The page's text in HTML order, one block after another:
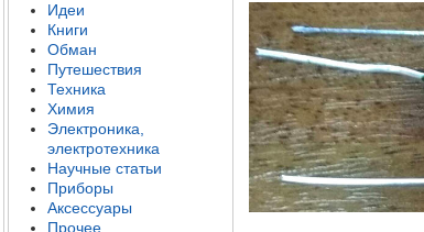
Идеи
Книги
Обман
Путешествия
Техника
Химия
Электроника,
электротехника
Научные статьи
Приборы
Аксессуары
Прочее